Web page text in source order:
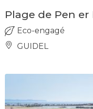
Plage de Pen
Eco-engagé
GUIDEL